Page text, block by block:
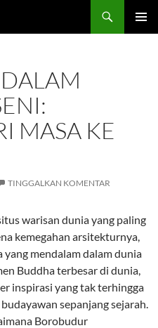
MASA KE
TINGGALKAN KOMENTAR
warisan dunia yang paling
kemegahan arsitekturnya,
mendalam dalam dunia
Buddha terbesar di dunia,
inspirasi yang tak terhingga
sepanjang sejarah.
Borobudur